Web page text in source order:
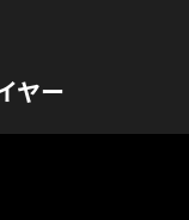
ヤー